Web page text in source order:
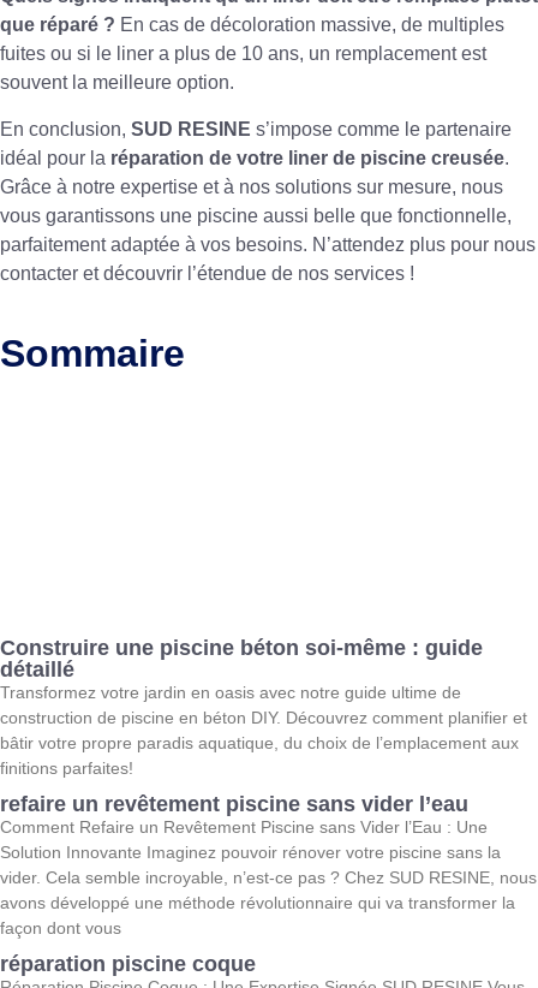
que réparé ? En cas de décoloration massive, de multiples
fuites ou si le liner a plus de 10 ans, un remplacement est
souvent la meilleure option.
En conclusion, SUD RESINE s’impose comme le partenaire
idéal pour la réparation de votre liner de piscine creusée.
Grâce à notre expertise et à nos solutions sur mesure, nous
vous garantissons une piscine aussi belle que fonctionnelle,
parfaitement adaptée à vos besoins. N’attendez plus pour nous
contacter et découvrir l’étendue de nos services !
Sommaire
Construire une piscine béton soi-même : guide
détaillé
Transformez votre jardin en oasis avec notre guide ultime de
construction de piscine en béton DIY. Découvrez comment planifier et
bâtir votre propre paradis aquatique, du choix de l’emplacement aux
finitions parfaites!
refaire un revêtement piscine sans vider l’eau
Comment Refaire un Revêtement Piscine sans Vider l’Eau : Une
Solution Innovante Imaginez pouvoir rénover votre piscine sans la
vider. Cela semble incroyable, n’est-ce pas ? Chez SUD RESINE, nous
avons développé une méthode révolutionnaire qui va transformer la
façon dont vous
réparation piscine coque